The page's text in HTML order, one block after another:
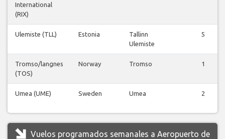
International
(RIX)
Ulemiste (TLL) Estonia
Tallinn
Ulemiste
5
Tromso/langnes
(TOS)
Norway Tromso 1
Umea (UME) Sweden Umea 2
Vuelos programados semanales a Aeropuerto de